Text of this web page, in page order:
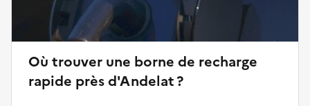
Où trouver une borne de recharge
rapide près d'Andelat ?